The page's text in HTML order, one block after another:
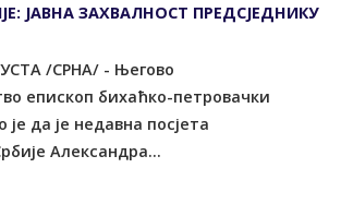
ЈАВНА ЗАХВАЛНОСТ ПРЕДСЈЕДНИКУ
/СРНА/ - Његово
епископ бихаћко-петровачки
је да је недавна посјета
Александра...